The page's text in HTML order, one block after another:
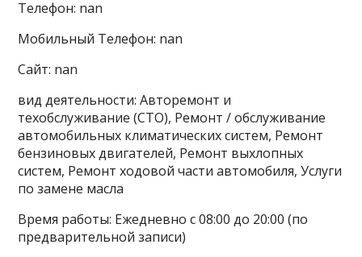
Телефон: nan
Мобильный Телефон: nan
Сайт: nan
вид деятельности: Авторемонт и
техобслуживание (СТО), Ремонт / обслуживание
автомобильных климатических систем, Ремонт
бензиновых двигателей, Ремонт выхлопных
систем, Ремонт ходовой части автомобиля, Услуги
по замене масла
Время работы: Ежедневно с 08:00 до 20:00 (по
предварительной записи)